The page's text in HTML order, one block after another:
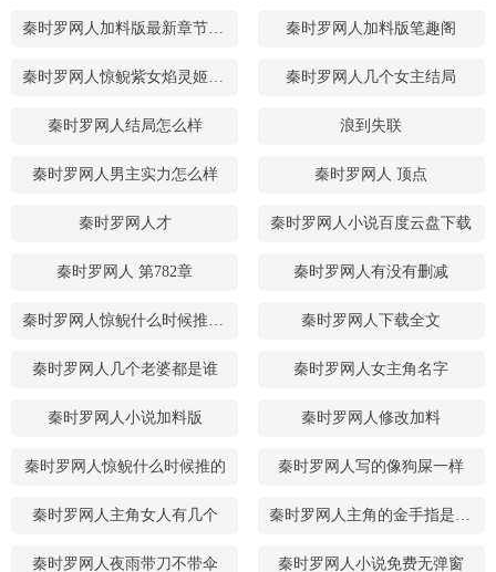
秦时罗网人加料版最新章节内容 秦时罗网人加料版笔趣阁
秦时罗网人惊鲵紫女焰灵姬明珠夫人 秦时罗网人几个女主结局
秦时罗网人结局怎么样 浪到失联
秦时罗网人男主实力怎么样 秦时罗网人 顶点
秦时罗网人才 秦时罗网人小说百度云盘下载
秦时罗网人 第782章 秦时罗网人有没有删减
秦时罗网人惊鲵什么时候推到的 秦时罗网人下载全文
秦时罗网人几个老婆都是谁 秦时罗网人女主角名字
秦时罗网人小说加料版 秦时罗网人修改加料
秦时罗网人惊鲵什么时候推的 秦时罗网人写的像狗屎一样
秦时罗网人主角女人有几个 秦时罗网人主角的金手指是什么?
秦时罗网人夜雨带刀不带伞 秦时罗网人小说免费无弹窗